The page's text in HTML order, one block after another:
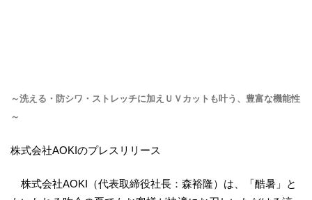
～洗える・防シワ・ストレッチに加えＵＶカットも叶う、豊富な機能性
～
株式会社AOKIのプレスリリース
株式会社AOKI（代表取締役社長：森裕隆）は、「酷暑」と